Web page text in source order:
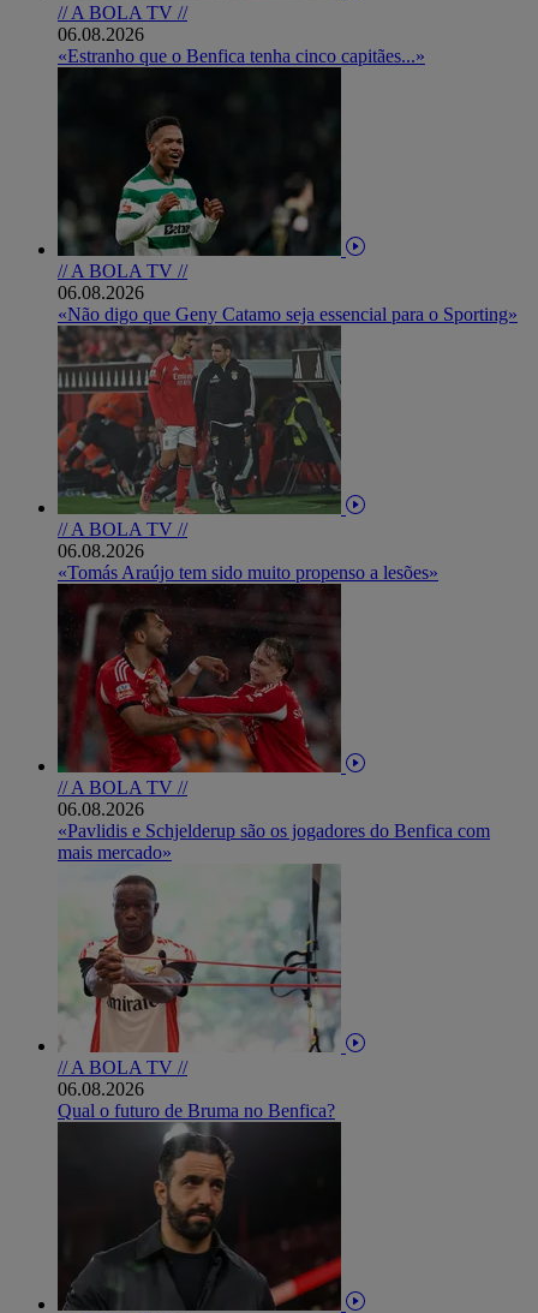
// A BOLA TV //
06.08.2026
«Estranho que o Benfica tenha cinco capitães...»
// A BOLA TV //
06.08.2026
«Não digo que Geny Catamo seja essencial para o Sporting»
// A BOLA TV //
06.08.2026
«Tomás Araújo tem sido muito propenso a lesões»
// A BOLA TV //
06.08.2026
«Pavlidis e Schjelderup são os jogadores do Benfica com
mais mercado»
// A BOLA TV //
06.08.2026
Qual o futuro de Bruma no Benfica?